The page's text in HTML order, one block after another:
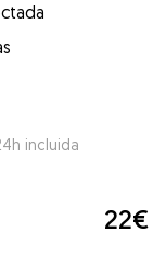
incluida
22€